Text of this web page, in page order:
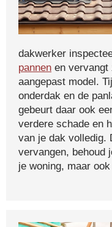
dakwerker
pannen en vervangt
aangepast model.
onderdak en de
gebeurt daar ook
verdere schade en
van je dak volledig.
vervangen, behoud
je woning, maar